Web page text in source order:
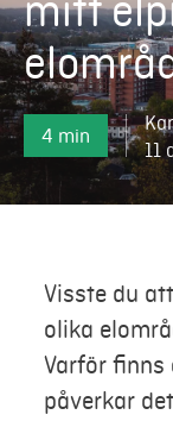
Se avbrott
Få bonus
Elnät
Logga in
Mina
mitt
4 min
11
Visste du
olika
Varför finns
påverkar